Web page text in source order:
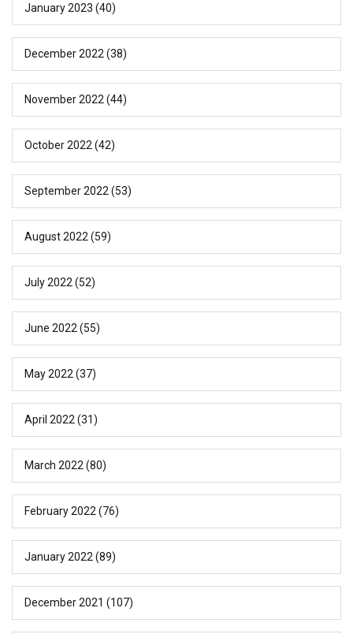
January 2023 (40)
December 2022 (38)
November 2022 (44)
October 2022 (42)
September 2022 (53)
August 2022 (59)
July 2022 (52)
June 2022 (55)
May 2022 (37)
April 2022 (31)
March 2022 (80)
February 2022 (76)
January 2022 (89)
December 2021 (107)